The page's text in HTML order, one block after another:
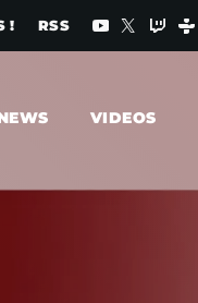
! RSS
VIDEOS